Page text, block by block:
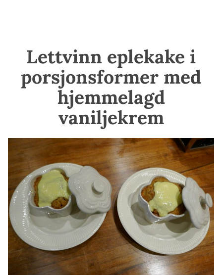
Lettvinn eplekake i
porsjonsformer med
hjemmelagd
vaniljekrem